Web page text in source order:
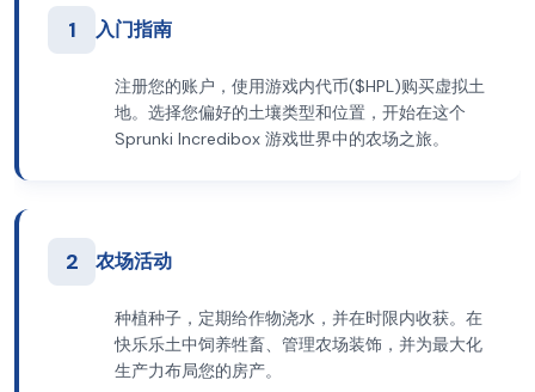
1 入门指南
注册您的账户，使用游戏内代币($HPL)购买虚拟土
地。选择您偏好的土壤类型和位置，开始在这个
Sprunki Incredibox 游戏世界中的农场之旅。
2 农场活动
种植种子，定期给作物浇水，并在时限内收获。在
快乐乐土中饲养牲畜、管理农场装饰，并为最大化
生产力布局您的房产。